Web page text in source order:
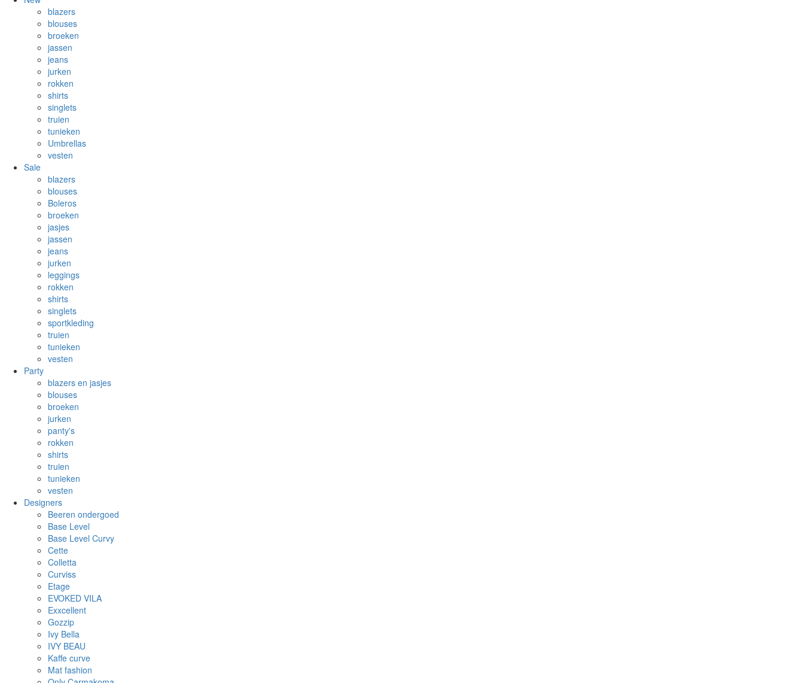
blazers
blouses
broeken
jassen
jeans
jurken
rokken
shirts
singlets
truien
tunieken
Umbrellas
vesten
Sale
blazers
blouses
Boleros
broeken
jasjes
jassen
jeans
jurken
leggings
rokken
shirts
singlets
sportkleding
truien
tunieken
vesten
Party
blazers en jasjes
blouses
broeken
jurken
panty's
rokken
shirts
truien
tunieken
vesten
Designers
Beeren ondergoed
Base Level
Base Level Curvy
Cette
Colletta
Curviss
Etage
EVOKED VILA
Exxcellent
Gozzip
Ivy Bella
IVY BEAU
Kaffe curve
Mat fashion